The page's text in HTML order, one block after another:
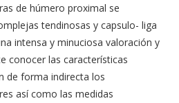
de húmero proximal se
tendinosas y capsulo- liga
intensa y minuciosa valoración y
conocer las características
de forma indirecta los
así como las medidas